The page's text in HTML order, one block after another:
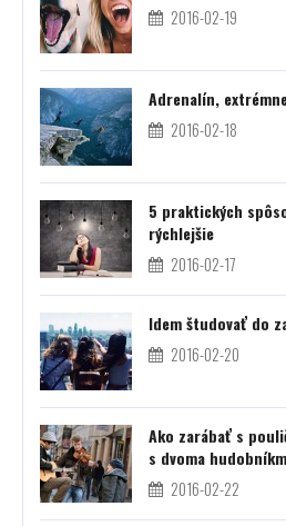
2016-02-19
Adrenalín,
2016-02-18
5 praktických
rýchlejšie
2016-02-17
Idem študovať do
2016-02-20
Ako zarábať s
s dvoma
2016-02-22